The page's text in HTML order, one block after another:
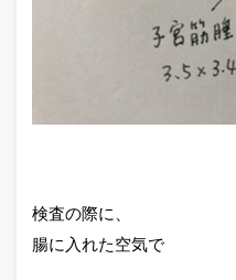
検査の際に、
腸に入れた空気で